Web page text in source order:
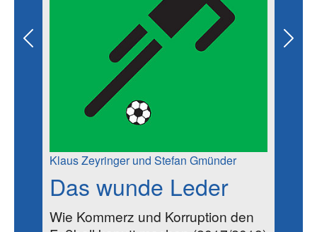
Klaus Zeyringer und Stefan Gmünder
Das wunde Leder
Wie Kommerz und Korruption den
Previous Next